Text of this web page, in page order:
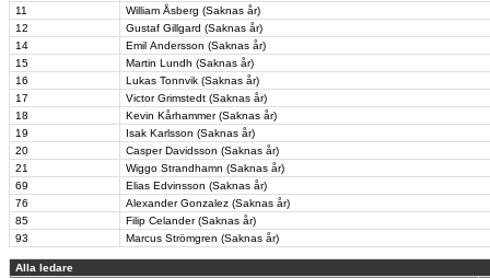
11
William Åsberg (Saknas år)
12
Gustaf Gillgard (Saknas år)
14
Emil Andersson (Saknas år)
15
Martin Lundh (Saknas år)
16
Lukas Tonnvik (Saknas år)
17
Victor Grimstedt (Saknas år)
18
Kevin Kårhammer (Saknas år)
19
Isak Karlsson (Saknas år)
20
Casper Davidsson (Saknas år)
21
Wiggo Strandhamn (Saknas år)
69
Elias Edvinsson (Saknas år)
76
Alexander Gonzalez (Saknas år)
85
Filip Celander (Saknas år)
93
Marcus Strömgren (Saknas år)
Alla ledare